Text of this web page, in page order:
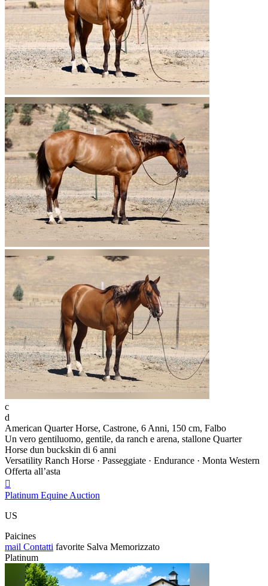
c
d
American Quarter Horse, Castrone, 6 Anni, 150 cm, Falbo
Un vero gentiluomo, gentile, da ranch e arena, stallone Quarter
Horse dun buckskin di 6 anni
Versatility Ranch Horse · Passeggiate · Endurance · Monta Western
Offerta all’asta

Platinum Equine Auction
US
Paicines
mail Contatti favorite Salva Memorizzato
Platinum